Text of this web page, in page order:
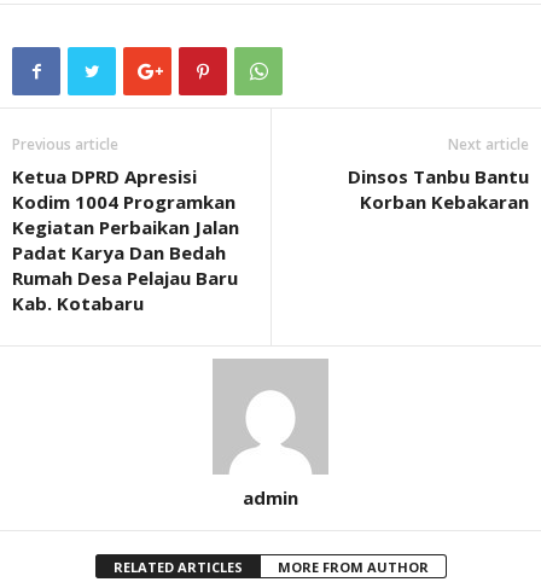
Previous article
Ketua DPRD Apresisi
Kodim 1004 Programkan
Kegiatan Perbaikan Jalan
Padat Karya Dan Bedah
Rumah Desa Pelajau Baru
Kab. Kotabaru
Next article
Dinsos Tanbu Bantu
Korban Kebakaran
admin
RELATED ARTICLES MORE FROM AUTHOR